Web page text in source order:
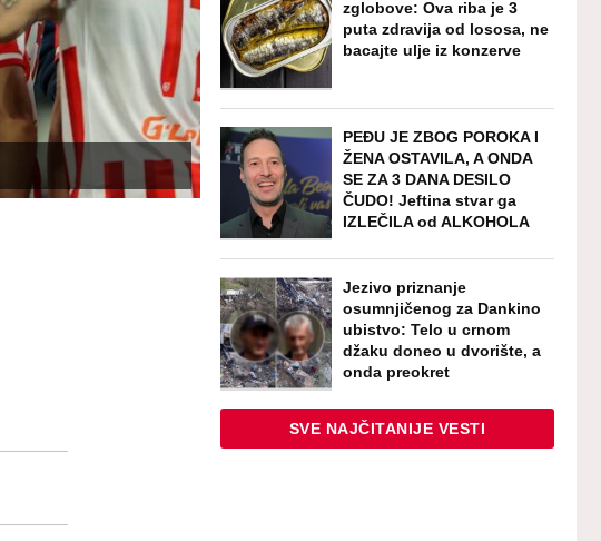
zglobove: Ova riba je 3
puta zdravija od lososa, ne
bacajte ulje iz konzerve
PEĐU JE ZBOG POROKA I
ŽENA OSTAVILA, A ONDA
SE ZA 3 DANA DESILO
ČUDO! Jeftina stvar ga
IZLEČILA od ALKOHOLA
Jezivo priznanje
osumnjičenog za Dankino
ubistvo: Telo u crnom
džaku doneo u dvorište, a
onda preokret
SVE NAJČITANIJE VESTI